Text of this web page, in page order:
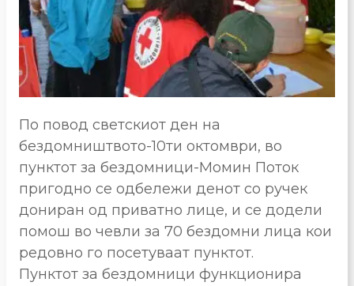
По повод светскиот ден на
бездомништвото-10ти октомври, во
пунктот за бездомници-Момин Поток
пригодно се одбележи денот со ручек
дониран од приватно лице, и се додели
помош во чевли за 70 бездомни лица кои
редовно го посетуваат пунктот.
Пунктот за бездомници функционира